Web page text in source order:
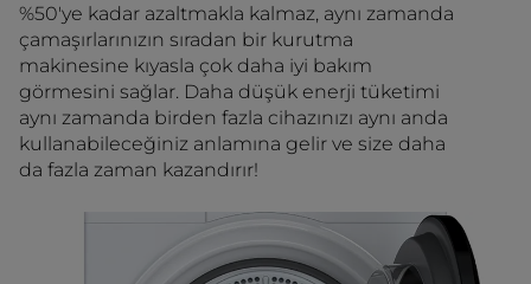
%50'ye kadar azaltmakla kalmaz, aynı zamanda
çamaşırlarınızın sıradan bir kurutma
makinesine kıyasla çok daha iyi bakım
görmesini sağlar. Daha düşük enerji tüketimi
aynı zamanda birden fazla cihazınızı aynı anda
kullanabileceğiniz anlamına gelir ve size daha
da fazla zaman kazandırır!